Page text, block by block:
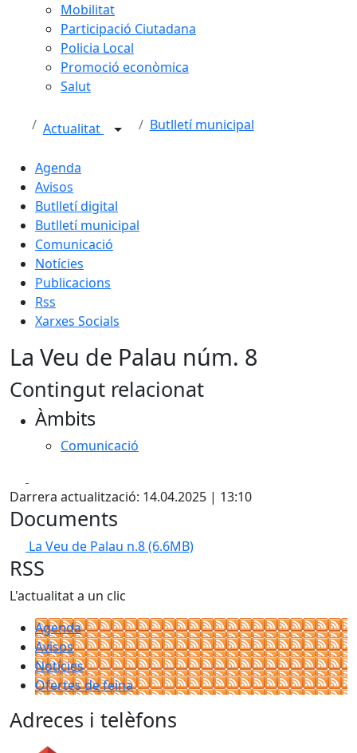
Mobilitat
Participació Ciutadana
Policia Local
Promoció econòmica
Salut
Actualitat Butlletí municipal
Agenda
Avisos
Butlletí digital
Butlletí municipal
Comunicació
Notícies
Publicacions
Rss
Xarxes Socials
La Veu de Palau núm. 8
Contingut relacionat
Àmbits
Comunicació
Darrera actualització: 14.04.2025 | 13:10
Documents
La Veu de Palau n.8(6.6MB)
RSS
L'actualitat a un clic
Agenda
Avisos
Notícies
Ofertes de feina
Adreces i telèfons